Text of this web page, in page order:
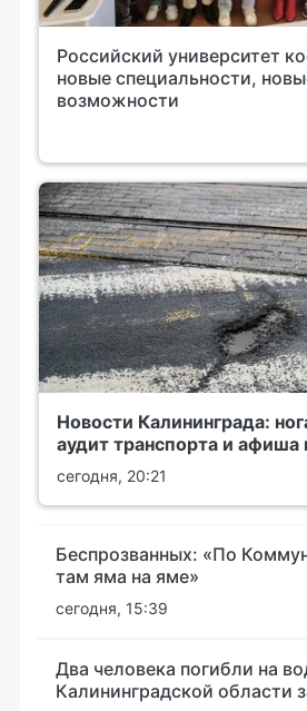
Российский университет
новые специальности,
возможности
Новости Калининграда:
аудит транспорта и
сегодня, 20:21
Беспрозванных: «По
там яма на яме»
сегодня, 15:39
Два человека погибли на
Калининградской области